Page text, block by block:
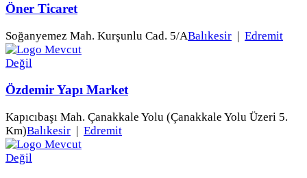
Öner Ticaret
Soğanyemez Mah. Kurşunlu Cad. 5/ABalıkesir | Edremit
Özdemir Yapı Market
Kapıcıbaşı Mah. Çanakkale Yolu (Çanakkale Yolu Üzeri 5.
Km)Balıkesir | Edremit